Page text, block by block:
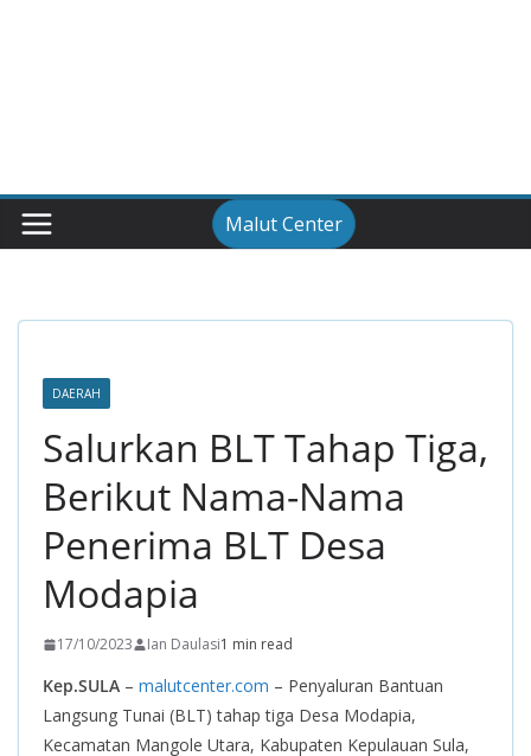
Malut Center
DAERAH
Salurkan BLT Tahap Tiga,
Berikut Nama-Nama
Penerima BLT Desa
Modapia
17/10/2023 Ian Daulasi1 min read
Kep.SULA – malutcenter.com – Penyaluran Bantuan
Langsung Tunai (BLT) tahap tiga Desa Modapia,
Kecamatan Mangole Utara, Kabupaten Kepulauan Sula,